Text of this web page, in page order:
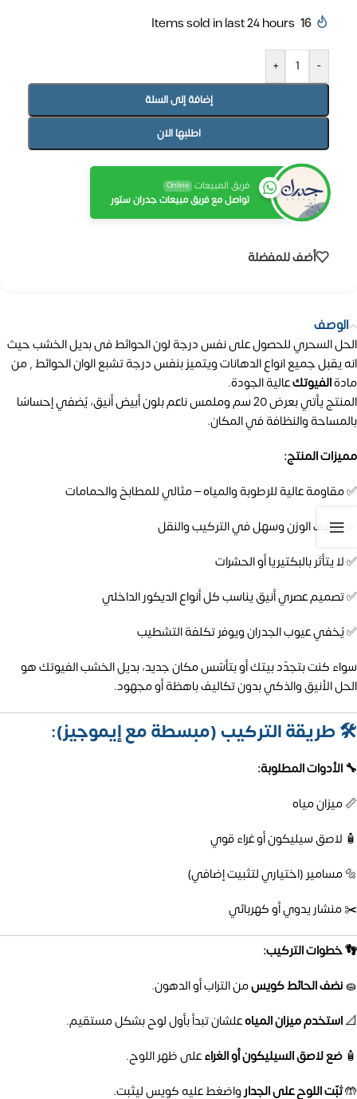
16
Items sold in last 24 hours
-
+
إضافة إلى السلة
اطلبها الان
فريق المبيعات Online
تواصل مع فريق مبيعات جدران ستور
أضف للمفضلة
الوصف
الحل السحري للحصول على نفس درجة لون الحوائط فى بديل الخشب حيث
انه يقبل جميع انواع الدهانات ويتميز بنفس درجة تشبع الوان الحوائط , من
مادةالفيوتكعالية الجودة.
المنتج يأتي بعرض 20 سم وملمس ناعم بلون أبيض أنيق، يُضفي إحساسًا
بالمساحة والنظافة في المكان.
مميزات المنتج:
✅ مقاومة عالية للرطوبة والمياه – مثالي للمطابخ والحمامات
✅ خفيف الوزن وسهل في التركيب والنقل
✅ لا يتأثر بالبكتيريا أو الحشرات
✅ تصميم عصري أنيق يناسب كل أنواع الديكور الداخلي
✅ يُخفي عيوب الجدران ويوفر تكلفة التشطيب
سواء كنت بتجدّد بيتك أو بتأسّس مكان جديد، بديل الخشب الفيوتك هو
الحل الأنيق والذكي بدون تكاليف باهظة أو مجهود.
🛠️طريقة التركيب (مبسطة مع إيموجيز):
🔧 الأدوات المطلوبة:
📏 ميزان مياه
🧴 لاصق سيليكون أو غراء قوي
🔩 مسامير (اختياري لتثبيت إضافي)
✂️ منشار يدوي أو كهربائي
👣 خطوات التركيب:
🧽نضف الحائط كويسمن التراب أو الدهون.
📐استخدم ميزان المياهعلشان تبدأ بأول لوح بشكل مستقيم.
🧴 ضع لاصق السيليكون أو الغراءعلى ظهر اللوح.
🤲ثبّت اللوح على الجدارواضغط عليه كويس ليثبت.